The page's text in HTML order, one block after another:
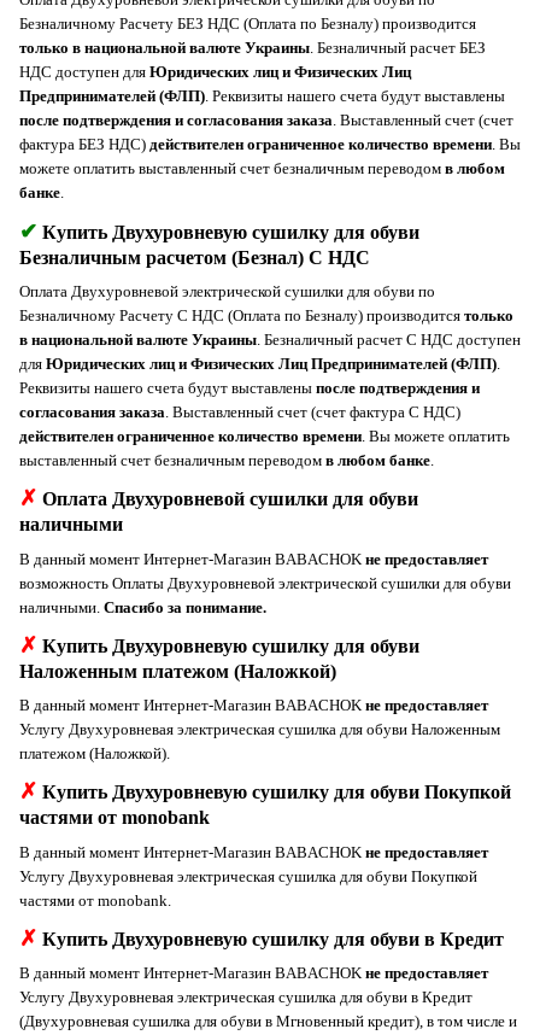
Безналичному Расчету БЕЗ НДС (Оплата по Безналу) производится
только в национальной валюте Украины. Безналичный расчет БЕЗ
НДС доступен для Юридических лиц и Физических Лиц
Предпринимателей (ФЛП). Реквизиты нашего счета будут выставлены
после подтверждения и согласования заказа. Выставленный счет (счет
фактура БЕЗ НДС) действителен ограниченное количество времени. Вы
можете оплатить выставленный счет безналичным переводом в любом
банке.
✔ Купить Двухуровневую сушилку для обуви
Безналичным расчетом (Безнал) С НДС
Оплата Двухуровневой электрической сушилки для обуви по
Безналичному Расчету С НДС (Оплата по Безналу) производится только
в национальной валюте Украины . Безналичный расчет С НДС доступен
для Юридических лиц и Физических Лиц Предпринимателей (ФЛП)
Реквизиты нашего счета будут выставлены после подтверждения и
согласования заказа . Выставленный счет (счет фактура С НДС)
действителен ограниченное количество времени . Вы можете оплатить
выставленный счет безналичным переводом в любом банке
✗ Оплата Двухуровневой сушилки для обуви
наличными
В данный момент Интернет-Магазин BABACHOK не предоставляет
возможность Оплаты Двухуровневой электрической сушилки для обуви
наличными. Спасибо за понимание.
✗ Купить Двухуровневую сушилку для обуви
Наложенным платежом (Наложкой)
В данный момент Интернет-Магазин BABACHOK не предоставляет
Услугу Двухуровневая электрическая сушилка для обуви Наложенным
платежом (Наложкой).
✗ Купить Двухуровневую сушилку для обуви Покупкой
частями от monobank
В данный момент Интернет-Магазин BABACHOK не предоставляет
Услугу Двухуровневая электрическая сушилка для обуви Покупкой
частями от monobank.
✗ Купить Двухуровневую сушилку для обуви в Кредит
В данный момент Интернет-Магазин BABACHOK не предоставляет
Услугу Двухуровневая электрическая сушилка для обуви в Кредит
(Двухуровневая сушилка для обуви в Мгновенный кредит), в том числе и